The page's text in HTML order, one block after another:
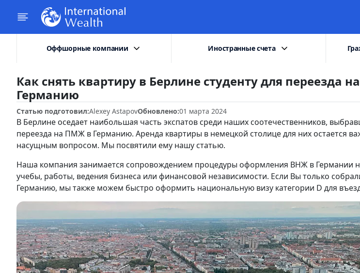
Оффшорные компании Иностранные счета
Как снять квартиру в Берлине студенту для переезда
Германию
Статью подготовил:Alexey AstapovОбновлено:01 марта 2024
В Берлине оседает наибольшая часть экспатов среди наших соотечественников,
переезда на ПМЖ в Германию. Аренда квартиры в немецкой столице для них остается
насущным вопросом. Мы посвятили ему нашу статью.
Наша компания занимается сопровождением процедуры оформления ВНЖ в Германии
учебы, работы, ведения бизнеса или финансовой независимости. Если Вы только
Германию, мы также можем быстро оформить национальную визу категории D для